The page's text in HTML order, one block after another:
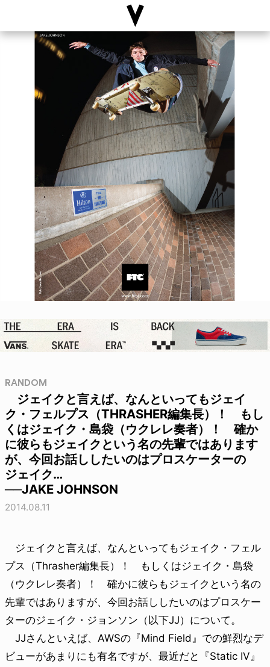
RANDOM
ジェイクと言えば、なんといってもジェイ
ク・フェルプス（THRASHER編集長）！ もし
くはジェイク・島袋（ウクレレ奏者）！ 確か
に彼らもジェイクという名の先輩ではあります
が、今回お話ししたいのはプロスケーターの
ジェイク…
──JAKE JOHNSON
2014.08.11
ジェイクと言えば、なんといってもジェイク・フェル
プス（Thrasher編集長）！ もしくはジェイク・島袋
（ウクレレ奏者）！ 確かに彼らもジェイクという名の
先輩ではありますが、今回お話ししたいのはプロスケー
ターのジェイク・ジョンソン（以下JJ）について。
JJさんといえば、AWSの『Mind Field』での鮮烈なデ
ビューがあまりにも有名ですが、最近だと『Static IV』